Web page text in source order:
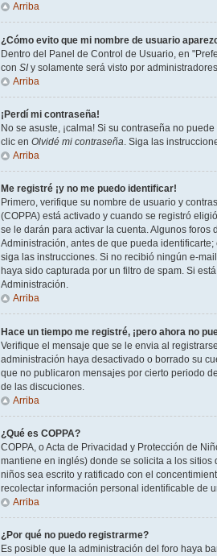
Arriba
¿Cómo evito que mi nombre de usuario
Dentro del Panel de Control de Usuario, en
con SIy solamente será visto por
Arriba
¡Perdí mi contraseña!
No se asuste, ¡calma! Si su contraseña no
clic en Olvidé mi contraseña. Siga las
Arriba
Me registré ¡y no me puedo identificar!
Primero, verifique su nombre de usuario y
(COPPA) está activado y cuando se registró
se le darán para activar la cuenta. Algunos
Administración, antes de que pueda
siga las instrucciones. Si no recibió ningún e-
haya sido capturada por un filtro de spam. Si
Administración.
Arriba
Hace un tiempo me registré, ¡pero ahora no
Verifique el mensaje que se le envia al
administración haya desactivado o borrado su
que no publicaron mensajes por cierto periodo
de las discuciones.
Arriba
¿Qué es COPPA?
COPPA, o Acta de Privacidad y Protección de
mantiene en inglés) donde se solicita a los
niños sea escrito y ratificado con el
recolectar información personal identificable de
Arriba
¿Por qué no puedo registrarme?
Es posible que la administración del foro haya